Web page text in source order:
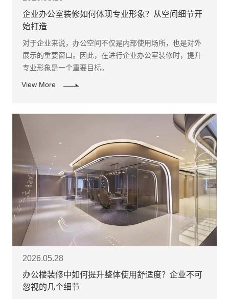
企业办公室装修如何体现专业形象？从空间细节开
始打造
​对于企业来说，办公空间不仅是内部使用场所，也是对外
展示的重要窗口。因此，在进行企业办公室装修时，提升
专业形象是一个重要目标。
View More
2026.05.28
办公楼装修中如何提升整体使用舒适度？企业不可
忽视的几个细节